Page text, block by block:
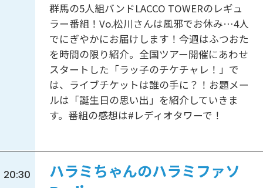
群馬の5人組バンドLACCO TOWERのレギュ
ラー番組！Vo.松川さんは風邪でお休み…4人
でにぎやかにお届けします！今週はふつおた
を時間の限り紹介。全国ツアー開催にあわせ
スタートした「ラッ子のチケチャレ！」で
は、ライブチケットは誰の手に？！お題メー
ルは「誕生日の思い出」を紹介していきま
す。番組の感想は#レディオタワーで！
20:30
ハラミちゃんのハラミファソ